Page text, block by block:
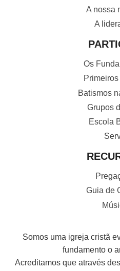
A nossa
A
Os
Batismos
Grupos
Escola
Guia de
Somos uma igreja cristã
fundamento o
Acreditamos que através